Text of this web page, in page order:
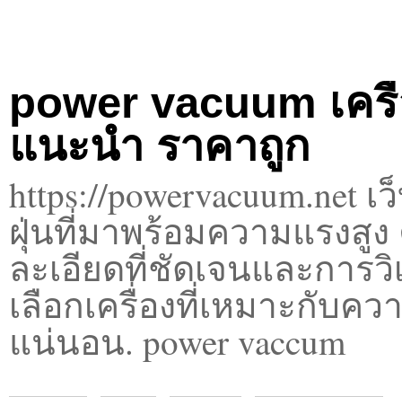
power vacuum เค
แนะนำ ราคาถูก
https://powervacuum.net
ฝุ่นที่มาพร้อมความแรงสู
ละเอียดที่ชัดเจนและการ
เลือกเครื่องที่เหมาะกับค
แน่นอน. power vaccum